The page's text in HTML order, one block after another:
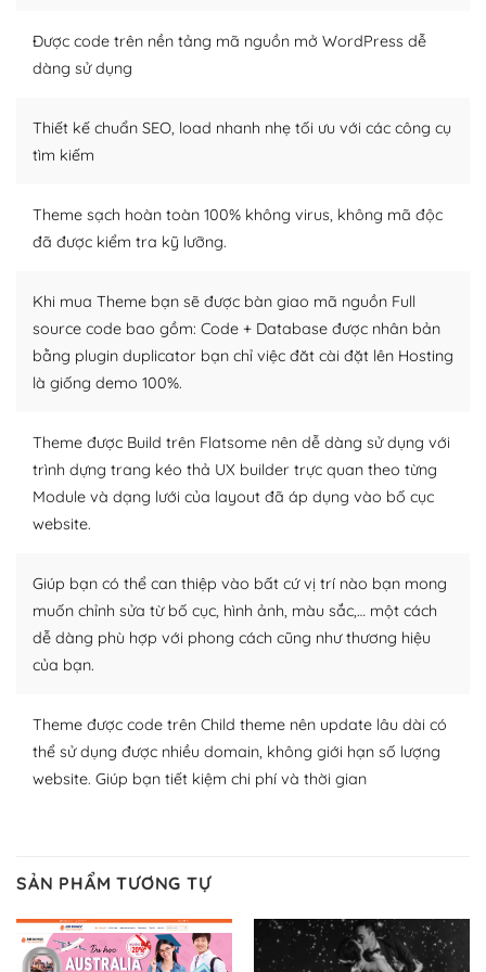
thiết kế tốt, bạn có thể tự sửa đổi. Nếu không bạn có thể
tìm kiếm chúng trên Internet hoặc nhờ chuyên gia.
– Sở hữu một cộng đồng lớn, sẵn sàng hỗ trợ
khổng lồ được kiểm duyệt bởi các nhân viên và những
người cuồng tín WordPress.
Nếu bạn gặp khó khăn, bạn có thể lên mạng và tìm
kiếm những cộng đồng WordPress, họ sẽ giúp bạn trả
lời, giải đáp vấn đề của bạn.
Cộng đồng sử dụng WordPress sẵn sàng hỗ trợ bạn
– Đa dạng plugin và themes
Plugin mở rộng là thành phần cài đặt thêm vào
WordPress để tăng thêm các tính năng cần thiết. Có
nhiều plugin trả phí hoặc miễn phí.
Nhờ lượng người dùng đông đảo, thư viện themes và
plugin của WordPress rất phong phú. Bạn có thể thỏa
thích chọn lựa plugin và themes phù hợp cho mục đích
lập website của mình.
– Dễ sử dụng
Với mọi Hosting bất kỳ thì WordPress đều có thể dễ
Và bạn có toàn quyền tự do khi quyết định nơi lưu trữ
trang web WordPress của bạn.
Dễ dàng lựa chọn Hosting cho website WordPress
Được code trên nền tảng mã nguồn mở WordPress dễ
dàng sử dụng
Thiết kế chuẩn SEO, load nhanh nhẹ tối ưu với các công cụ
tìm kiếm
Theme sạch hoàn toàn 100% không virus, không mã độc
đã được kiểm tra kỹ lưỡng.
Khi mua Theme bạn sẽ được bàn giao mã nguồn Full
source code bao gồm: Code + Database được nhân bản
bằng plugin duplicator bạn chỉ việc đăt cài đặt lên Hosting
là giống demo 100%.
Theme được Build trên Flatsome nên dễ dàng sử dụng với
trình dựng trang kéo thả UX builder trực quan theo từng
Module và dạng lưới của layout đã áp dụng vào bố cục
website.
Giúp bạn có thể can thiệp vào bất cứ vị trí nào bạn mong
muốn chỉnh sửa từ bố cục, hình ảnh, màu sắc,… một cách
dễ dàng phù hợp với phong cách cũng như thương hiệu
của bạn.
Theme được code trên Child theme nên update lâu dài có
thể sử dụng được nhiều domain, không giới hạn số lượng
website. Giúp bạn tiết kiệm chi phí và thời gian
SẢN PHẨM TƯƠNG TỰ